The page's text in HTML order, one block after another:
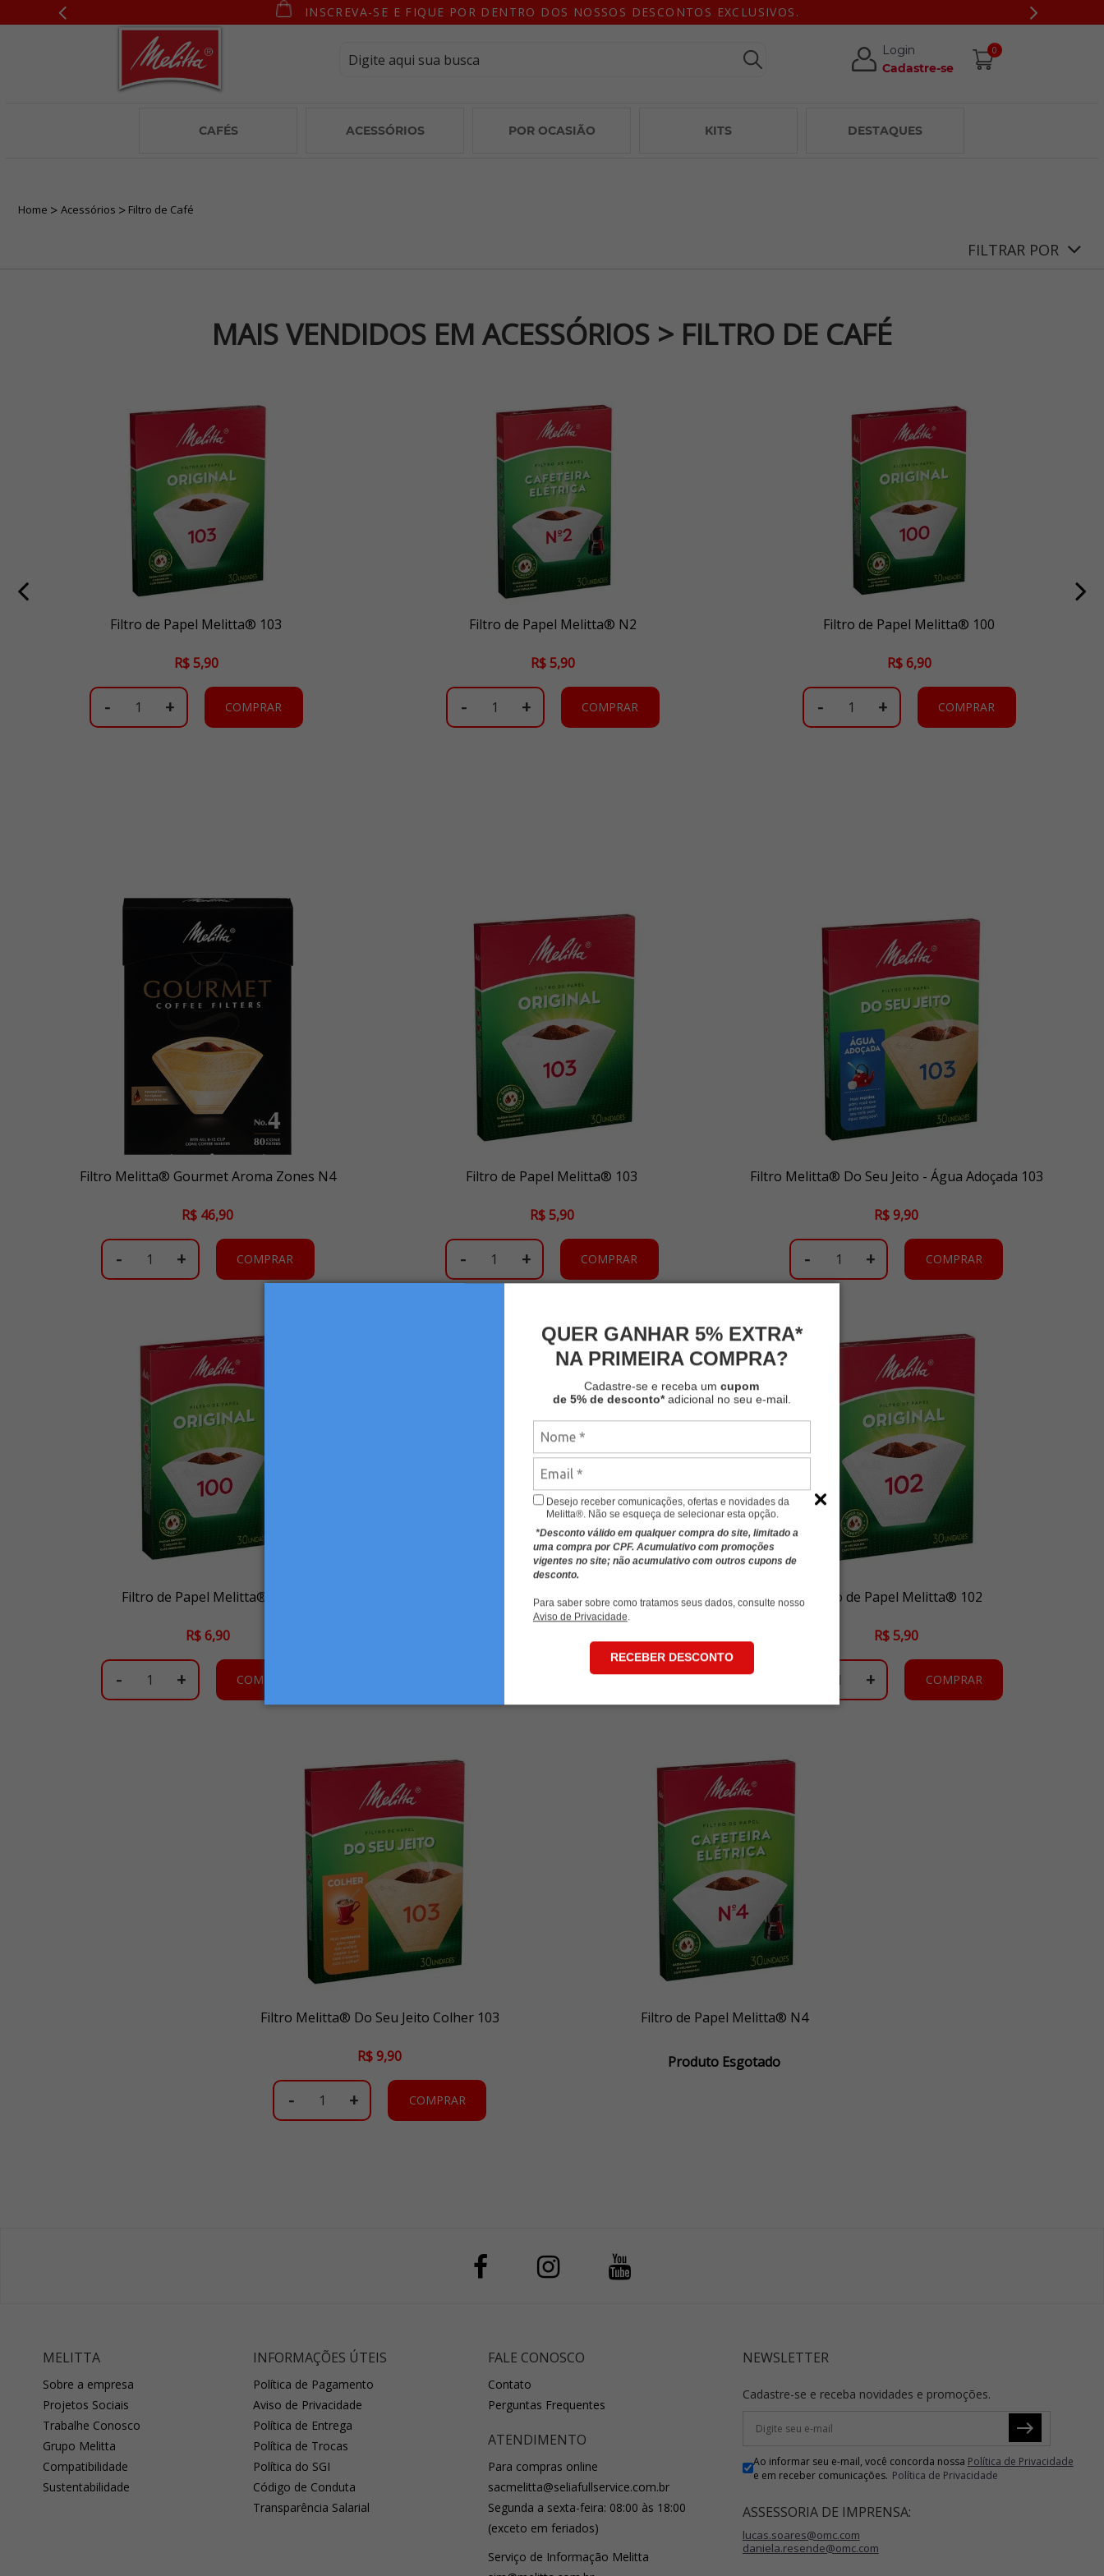
QUER GANHAR 5% EXTRA*
NA PRIMEIRA COMPRA?
Cadastre-se e receba umcupom
de 5% de desconto*adicional no seu e-mail.
Desejo receber comunicações, ofertas e novidades da
Melitta®. Não se esqueça de selecionar esta opção.
*Desconto válido em qualquer compra do site, limitado a
uma compra por CPF. Acumulativo com promoções
vigentes no site; não acumulativo com outros cupons de
desconto.
Para saber sobre como tratamos seus dados, consulte nosso
Aviso de Privacidade.
RECEBER DESCONTO
INSCREVA-SE E FIQUE POR DENTRO DOS NOSSOS DESCONTOS EXCLUSIVOS.
Login
Cadastre-se
0
CAFÉS ACESSÓRIOS POR OCASIÃO KITS DESTAQUES
Home Acessórios Filtro de Café
FILTRAR POR
MAIS VENDIDOS EM ACESSÓRIOS > FILTRO DE CAFÉ
Filtro de Papel Melitta® 103
R$ 5,90
- + COMPRAR
Filtro de Papel Melitta® N2
R$ 5,90
- + COMPRAR
Filtro de Papel Melitta® 100
R$ 6,90
- + COMPRAR
Filtro Melitta® Gourmet Aroma Zones N4
R$ 46,90
- + COMPRAR
Filtro de Papel Melitta® 103
R$ 5,90
- + COMPRAR
Filtro Melitta® Do Seu Jeito - Água Adoçada 103
R$ 9,90
- + COMPRAR
Filtro de Papel Melitta® 100
R$ 6,90
- + COMPRAR
Filtro de Papel Melitta® N2
COMPRAR
Filtro de Papel Melitta® 102
R$ 5,90
+ COMPRAR
Filtro Melitta® Do Seu Jeito Colher 103
R$ 9,90
- + COMPRAR
Filtro de Papel Melitta® N4
Produto Esgotado
MELITTA
Sobre a empresa
Projetos Sociais
Trabalhe Conosco
Grupo Melitta
Compatibilidade
Sustentabilidade
INFORMAÇÕES ÚTEIS
Política de Pagamento
Aviso de Privacidade
Política de Entrega
Política de Trocas
Política do SGI
Código de Conduta
Transparência Salarial
FALE CONOSCO
Contato
Perguntas Frequentes
ATENDIMENTO
Para compras online
sacmelitta@seliafullservice.com.br
Segunda a sexta-feira: 08:00 às 18:00
(exceto em feriados)
Serviço de Informação Melitta
NEWSLETTER
Cadastre-se e receba novidades e promoções.
Ao informar seu e-mail, você concorda nossa Política de Privacidade
e em receber comunicações. Política de Privacidade
ASSESSORIA DE IMPRENSA:
lucas.soares@omc.com
daniela.resende@omc.com